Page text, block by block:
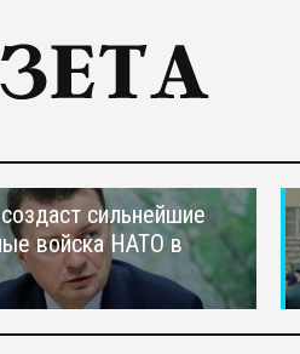
сильнейшие
войска НАТО в